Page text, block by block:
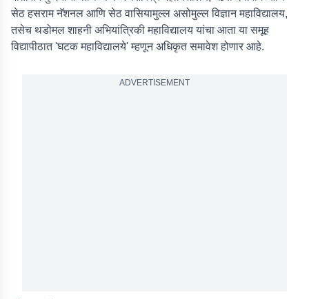
सेठ हसराम नॅशनल आणि सेठ वासियामुल्ल असोमुल्ल विज्ञान महाविद्यालय,
तसेच थडोमल शाहनी अभियांत्रिकी महाविद्यालय यांचा आता या समूह
विद्यापीठात 'घटक महाविद्यालये' म्हणून अधिकृत समावेश होणार आहे.
ADVERTISEMENT